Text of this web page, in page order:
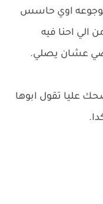
اوي حاسس
احنا فيه
عشان يصلي.
عليا تقول ابوها